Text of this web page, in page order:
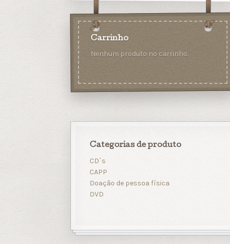
Carrinho
Nenhum produto no carrinho.
Categorias de produto
CD`s
CAPP
Doação de pessoa física
DVD